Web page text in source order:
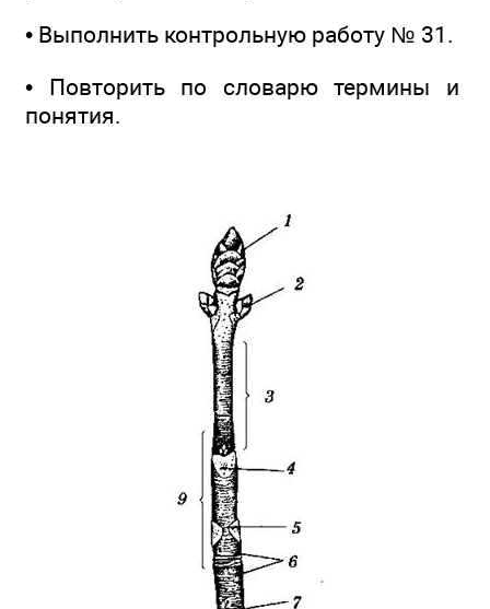
• Выполнить контрольную работу № 31.
• Повторить по словарю термины и
понятия.